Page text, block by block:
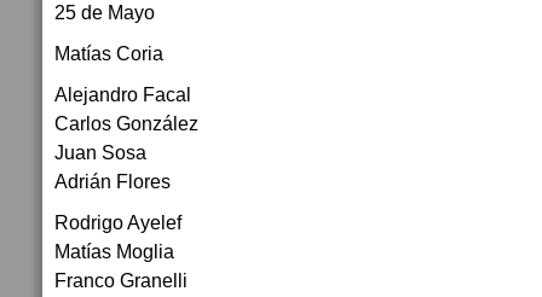
25 de Mayo
Matías Coria
Alejandro Facal
Carlos González
Juan Sosa
Adrián Flores
Rodrigo Ayelef
Matías Moglia
Franco Granelli